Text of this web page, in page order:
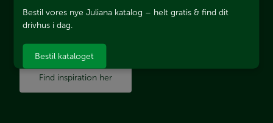
Bestil vores nye Juliana katalog – helt gratis & find dit
drivhus i dag.
Bestil kataloget
drivhusliv til et frodigt paradis? Lad os sammen udforske nye
ideer og tips, der vil gøre dit grønne fristed endnu mere
Find inspiration her